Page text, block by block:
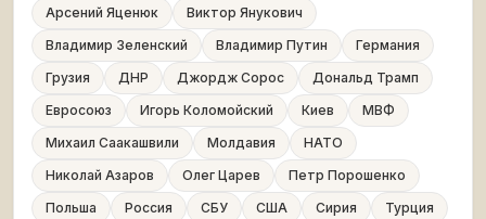
Арсений Яценюк
Виктор Янукович
Владимир Зеленский
Владимир Путин
Германия
Грузия
ДНР Джордж Сорос
Дональд Трамп
Евросоюз
Игорь Коломойский Киев
МВФ
Михаил Саакашвили
Молдавия
НАТО
Николай Азаров
Олег Царев
Петр Порошенко
Польша
Россия СБУ США Сирия
Турция